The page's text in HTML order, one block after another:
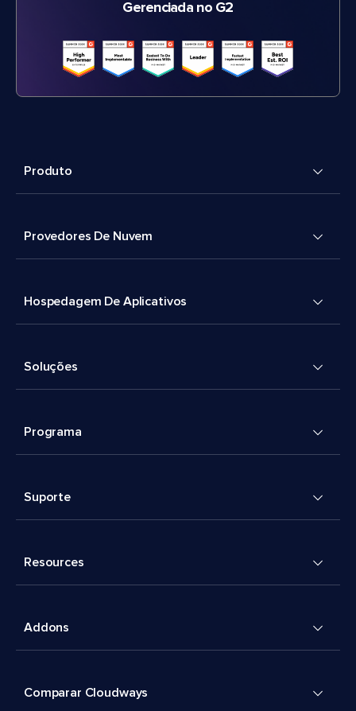
Gerenciada no G2
Produto
Provedores De Nuvem
Hospedagem De Aplicativos
Soluções
Programa
Suporte
Resources
Addons
Comparar Cloudways